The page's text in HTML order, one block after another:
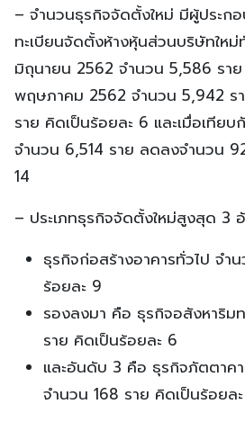
– จำนวนธุรกิจจัดตั้งใหม่ มีผู้ประก
ทะเบียนจัดตั้งห้างหุ้นส่วนบริษัทใหม่
มิถุนายน 2562 จำนวน 5,586 ราย
พฤษภาคม 2562 จำนวน 5,942 ร
ราย คิดเป็นร้อยละ 6 และเมื่อเทีย
จำนวน 6,514 ราย ลดลงจำนวน
14
– ประเภทธุรกิจจัดตั้งใหม่สูงสุด 3
ธุรกิจก่อสร้างอาคารทั่วไป จำ
ร้อยละ 9
รองลงมา คือ ธุรกิจอสังหาริ
ราย คิดเป็นร้อยละ 6
และอันดับ 3 คือ ธุรกิจภัตตาคา
จำนวน 168 ราย คิดเป็นร้อยล